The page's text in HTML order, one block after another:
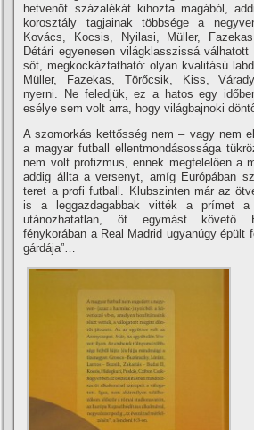
hetvenöt százalékát kihozta magából,
korosztály tagjainak többsége a
Kovács, Kocsis, Nyilasi, Müller,
Détári egyenesen világklasszissá
sőt, megkockáztatható: olyan kvalitású
Müller, Fazekas, Törőcsik, Kiss,
nyerni. Ne feledjük, ez a hatos egy
esélye sem volt arra, hogy világbajnoki
A szomorkás kettősség nem – vagy nem
a magyar futball ellentmondásossága
nem volt profizmus, ennek megfelelően a
addig állta a versenyt, amí­g Európában
teret a profi futball. Klubszinten már az
is a leggazdagabbak vitték a prí­met a
utánozhatatlan, öt egymást követő
fénykorában a Real Madrid ugyanúgy épült
gárdája”…